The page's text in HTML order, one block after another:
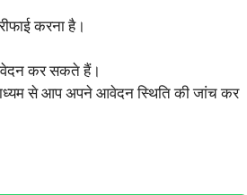
करना है।
कर सकते हैं।
से आप अपने आवेदन स्थिति की जांच कर